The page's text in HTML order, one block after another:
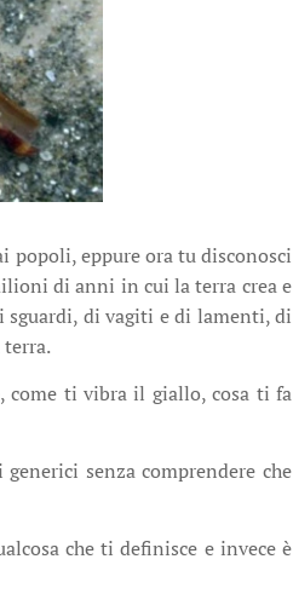
popoli, eppure ora tu disconosci
di anni in cui la terra crea e
di vagiti e di lamenti, di
come ti vibra il giallo, cosa ti fa
senza comprendere che
che ti definisce e invece è